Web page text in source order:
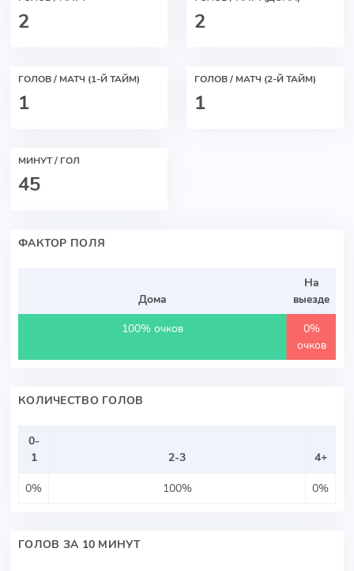
2 2
ГОЛОВ / МАТЧ (1-Й ТАЙМ)
1
ГОЛОВ / МАТЧ (2-Й ТАЙМ)
1
МИНУТ / ГОЛ
45
ФАКТОР ПОЛЯ
Дома
На
выезде
100% очков
0%
очков
КОЛИЧЕСТВО ГОЛОВ
0-
1
2-3
4+
0%
100% 0%
ГОЛОВ ЗА 10 МИНУТ